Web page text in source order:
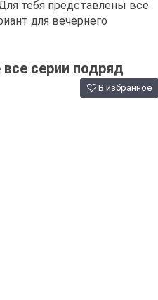
тебя представлены все
для вечернего
серии подряд
В избранное